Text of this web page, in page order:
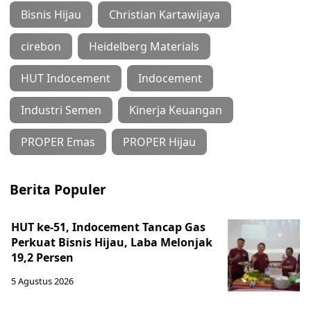
Bisnis Hijau Christian Kartawijaya
cirebon Heidelberg Materials
HUT Indocement Indocement
Industri Semen Kinerja Keuangan
PROPER Emas PROPER Hijau
Berita Populer
HUT ke-51, Indocement Tancap Gas
Perkuat Bisnis Hijau, Laba Melonjak
19,2 Persen
5 Agustus 2026